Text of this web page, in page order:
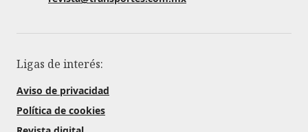
Ligas de interés:
Aviso de privacidad
Política de cookies